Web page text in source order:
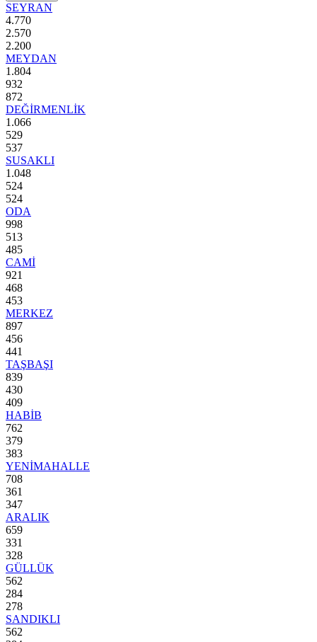
SEYRAN
4.770
2.570
2.200
MEYDAN
1.804
932
872
DEĞİRMENLİK
1.066
529
537
SUSAKLI
1.048
524
524
ODA
998
513
485
CAMİ
921
468
453
MERKEZ
897
456
441
TAŞBAŞI
839
430
409
HABİB
762
379
383
YENİMAHALLE
708
361
347
ARALIK
659
331
328
GÜLLÜK
562
284
278
SANDIKLI
562